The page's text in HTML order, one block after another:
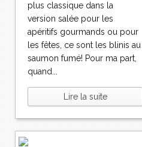
plus classique dans la
version salée pour les
apéritifs gourmands ou pour
les fêtes, ce sont les blinis au
saumon fumé! Pour ma part,
quand...
Lire la suite